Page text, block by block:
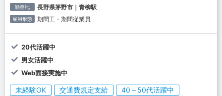
勤務地 長野県茅野市｜青柳駅
雇用形態 期間工・期間従業員
20代活躍中
男女活躍中
Web面接実施中
未経験OK 交通費規定支給
40～50代活躍中